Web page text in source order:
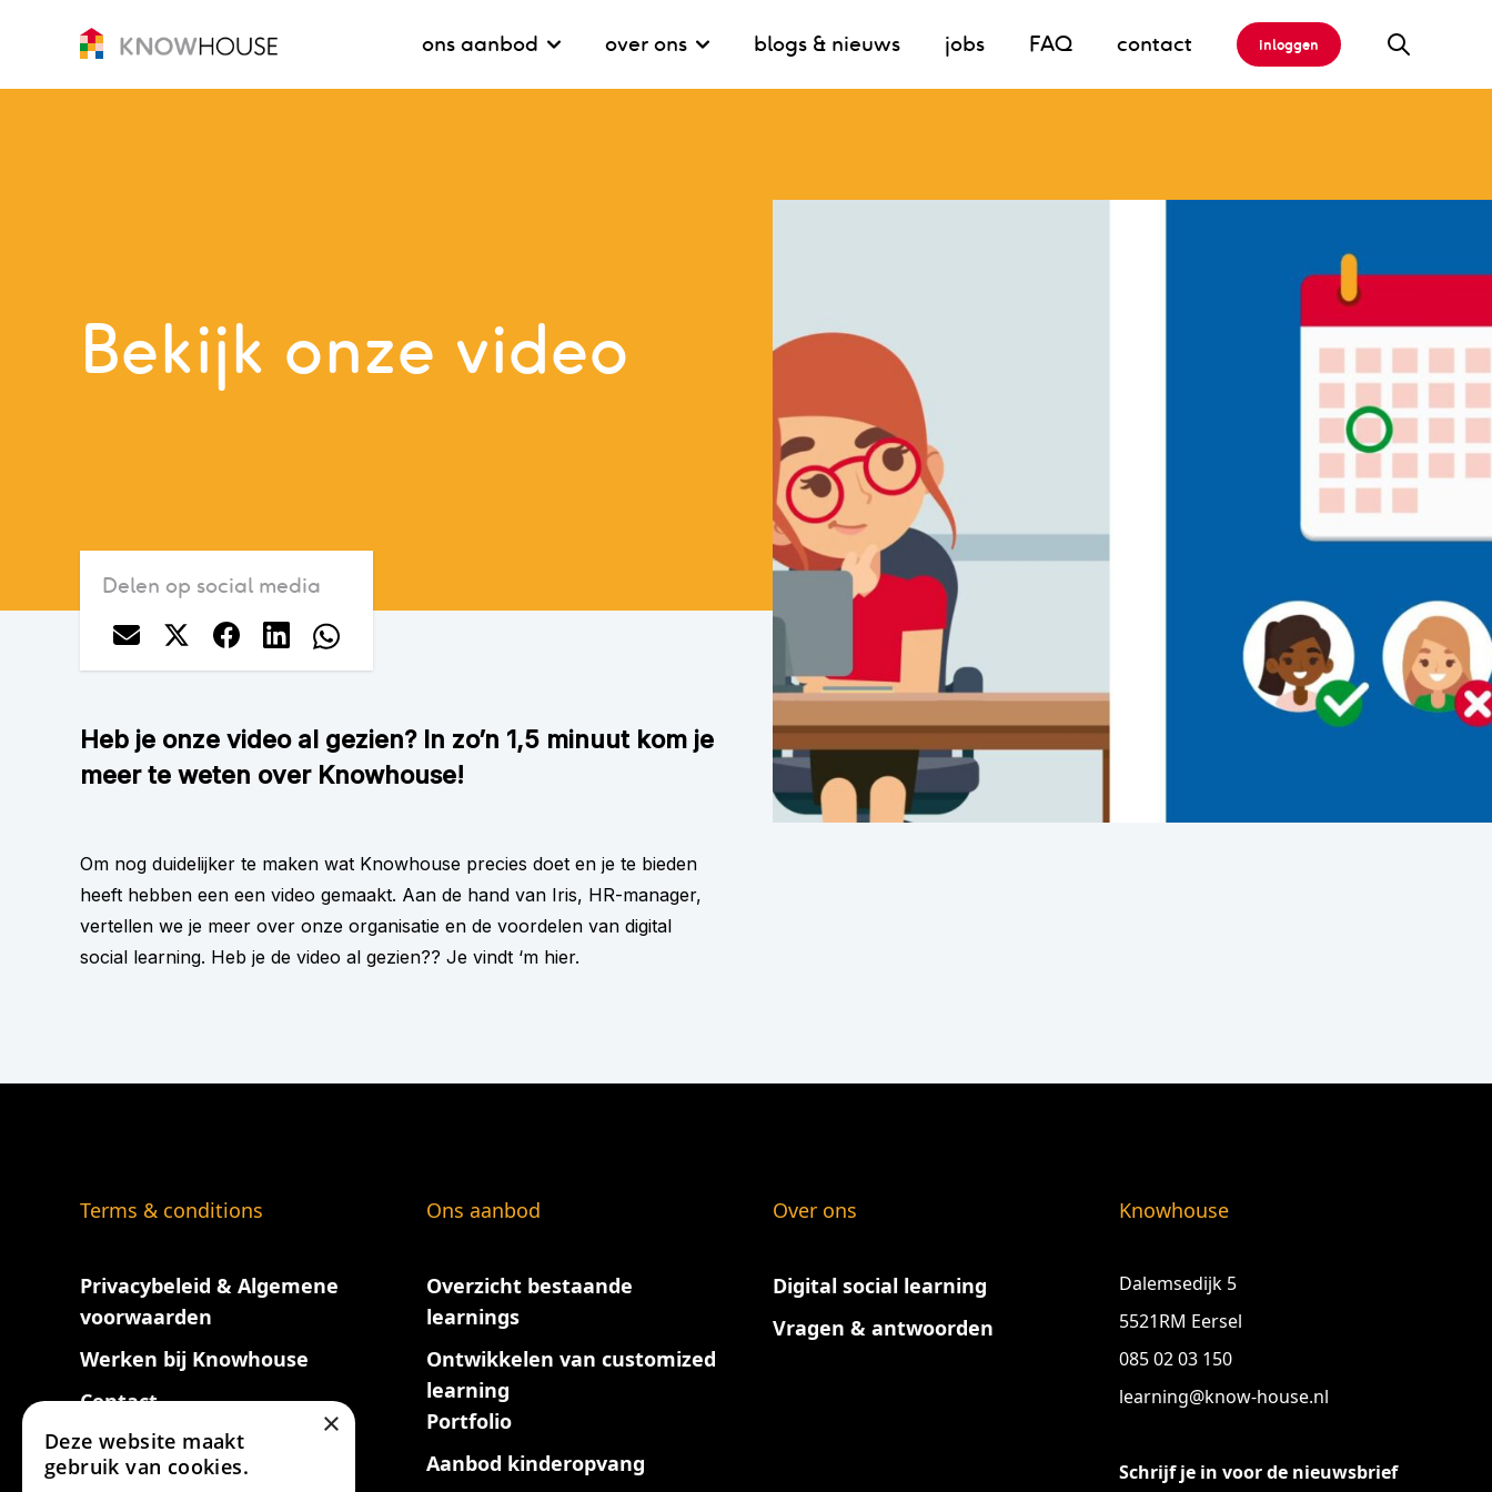
ons aanbod over ons blogs & nieuws jobs FAQ contact inloggen
Bekijk onze video
Delen op social media
Heb je onze video al gezien? In zo’n 1,5 minuut kom je
meer te weten over Knowhouse!
Om nog duidelijker te maken wat Knowhouse precies doet en je te bieden
heeft hebben een een video gemaakt. Aan de hand van Iris, HR-manager,
vertellen we je meer over onze organisatie en de voordelen van digital
social learning. Heb je de video al gezien?? Je vindt ‘m hier.
Terms & conditions
Privacybeleid & Algemene
voorwaarden
Werken bij Knowhouse
Contact
Ons aanbod
Overzicht bestaande
learnings
Ontwikkelen van customized
learning
Portfolio
Aanbod kinderopvang
Over ons
Digital social learning
Vragen & antwoorden
Knowhouse
Dalemsedijk 5
5521RM Eersel
085 02 03 150
learning@know-house.nl
Schrijf je in voor de nieuwsbrief
×
Deze website maakt
gebruik van cookies.